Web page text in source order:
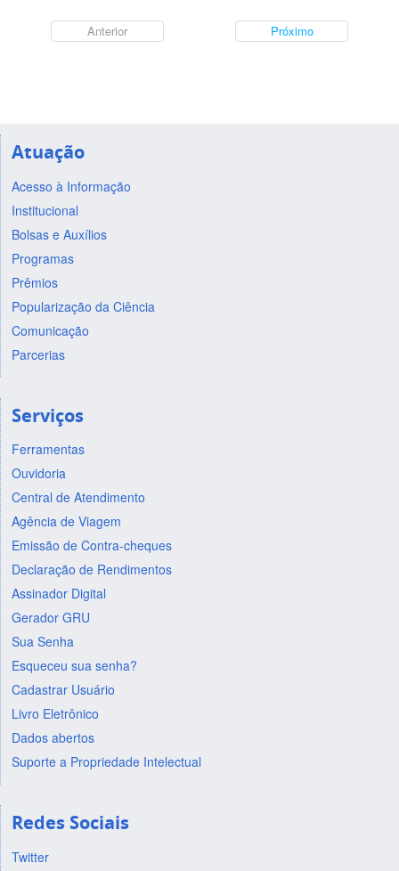
Anterior Próximo
Atuação
Acesso à Informação
Institucional
Bolsas e Auxílios
Programas
Prêmios
Popularização da Ciência
Comunicação
Parcerias
Serviços
Ferramentas
Ouvidoria
Central de Atendimento
Agência de Viagem
Emissão de Contra-cheques
Declaração de Rendimentos
Assinador Digital
Gerador GRU
Sua Senha
Esqueceu sua senha?
Cadastrar Usuário
Livro Eletrônico
Dados abertos
Suporte a Propriedade Intelectual
Redes Sociais
Twitter